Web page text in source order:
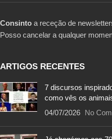
Consinto a receção de
Posso cancelar a qualquer
ARTIGOS RECENTES
7 discursos
como vês os
04/07/2026 No